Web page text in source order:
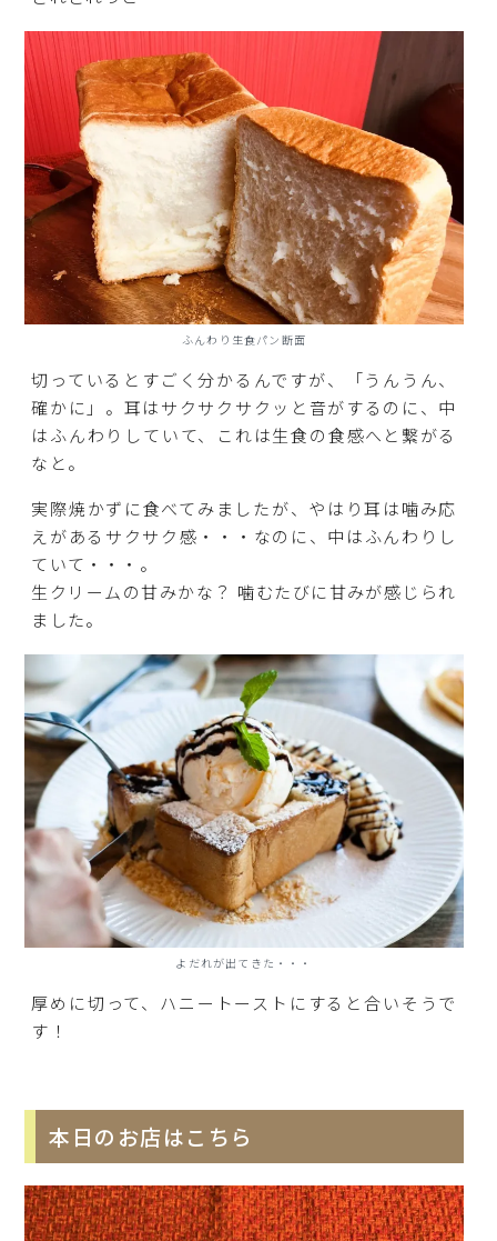
ふんわり生食パン断面
切っているとすごく分かるんですが、「うんうん、
確かに」。耳はサクサクサクッと音がするのに、中
はふんわりしていて、これは生食の食感へと繋がる
なと。
実際焼かずに食べてみましたが、やはり耳は噛み応
えがあるサクサク感・・・なのに、中はふんわりし
ていて・・・。
生クリームの甘みかな？ 噛むたびに甘みが感じられ
ました。
よだれが出てきた・・・
厚めに切って、ハニートーストにすると合いそうで
す！
本日のお店はこちら